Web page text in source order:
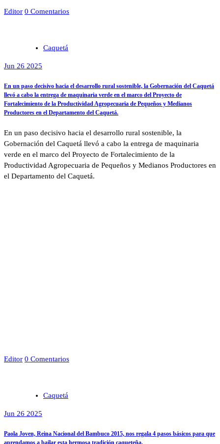
Editor 0 Comentarios
Caquetá
Jun 26 2025
En un paso decisivo hacia el desarrollo rural sostenible, la Gobernación del Caquetá
llevó a cabo la entrega de maquinaria verde en el marco del Proyecto de
Fortalecimiento de la Productividad Agropecuaria de Pequeños y Medianos
Productores en el Departamento del Caquetá.
En un paso decisivo hacia el desarrollo rural sostenible, la
Gobernación del Caquetá llevó a cabo la entrega de maquinaria
verde en el marco del Proyecto de Fortalecimiento de la
Productividad Agropecuaria de Pequeños y Medianos Productores en
el Departamento del Caquetá.
Editor 0 Comentarios
Caquetá
Jun 26 2025
Paola Joven, Reina Nacional del Bambuco 2015, nos regala 4 pasos básicos para que
aprendamos a bailar esta hermosa tradición caqueteña.